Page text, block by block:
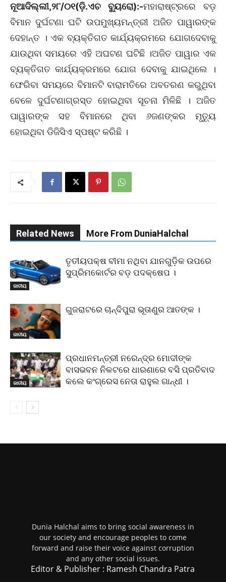
ନୂଆଦିଲ୍ଲୀ,୨୮/୦୧(ଡ଼ି.ଏଚ ବ୍ୟୁରୋ):-ମହାରାଷ୍ଟ୍ରରେ ବଡ଼
ବିମାନ ଦୁର୍ଘଟଣା ଘଟି ଉପମୁଖ୍ୟମନ୍ତ୍ରୀ ଅଜିତ ପାୱାରଙ୍କ
ଦେହାନ୍ତ । ଏକ ବ୍ୟକ୍ତିଗତ କାର୍ଯ୍ୟକ୍ରମରେ ଯୋଗଦେବାକୁ
ଯାଉଥିବା ସମୟରେ ଏହି ଅଘଟଣ ଘଟିଛି ।ଅଜିତ ପାୱାର ଏକ
ବ୍ୟକ୍ତିଗତ କାର୍ଯ୍ୟକ୍ରମରେ ଯୋଗ ଦେବାକୁ ଯାଇଥିଲେ ।
ଫେରିବା ସମୟରେ ବିମାନଟି ବାରାମତିରେ ଅବତରଣ କରୁଥିବା
ବେଳେ ଦୁର୍ଘଟଣାଗ୍ରସ୍ତ ହୋଇଥିବା ସୂଚନା ମିଳିଛି । ଅଜିତ
ପାୱାରଙ୍କ ସହ ବିମାନରେ ଥିବା ୬ଜଣଙ୍କର ମୃତ୍ୟୁ
ହୋଇଥିବା ଡିଜିସିଏ ସ୍ପଷ୍ଟ କରିଛି ।
Related News More From DuniaHalchal
ଜାତୀୟ
ତୃତୀୟପକ୍ଷ ବୀମା ନଥିବା ଯାନଗୁଡ଼ିକ ଉପରେ
ସୁପ୍ରିମକୋର୍ଟର ବଡ଼ ପଦକ୍ଷେପ ।
ଜାତୀୟ
ଗୁଜରାଟରେ ଚାନ୍ଦିପୁରା ଭୂତାଣୁର ଆତଙ୍କ ।
ଜାତୀୟ
ପ୍ରଧାନମନ୍ତ୍ରୀ ନରେନ୍ଦ୍ର ମୋଦୀଙ୍କ
ବାସଭବନ ନିକଟରେ ଧାରଣାରେ ବସି ପ୍ରତିବାଦ
କଲେ କଂଗ୍ରେସ ନେତା ରାହୁଲ ଗାନ୍ଧୀ ।
Dunia Halchal aims to bring social awareness in
our society and encourage peoples to come
forward and raise their voice against corruption
and any other social issues.
Editor & Publisher : Ramesh Chandra Patra